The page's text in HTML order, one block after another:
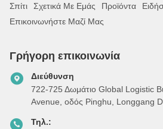
Σπίτι Σχετικά Με Εμάς Προϊόντα
Επικοινωνήστε Μαζί Μας
Γρήγορη επικοινωνία
Διεύθυνση
722-725 Δωμάτιο Global Logistic
Avenue, οδός Pinghu, Longgang
Τηλ.: